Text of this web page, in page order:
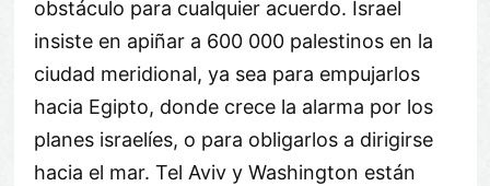
obstáculo para cualquier acuerdo. Israel
insiste en apiñar a 600 000 palestinos en la
ciudad meridional, ya sea para empujarlos
hacia Egipto, donde crece la alarma por los
planes israelíes, o para obligarlos a dirigirse
hacia el mar. Tel Aviv y Washington están